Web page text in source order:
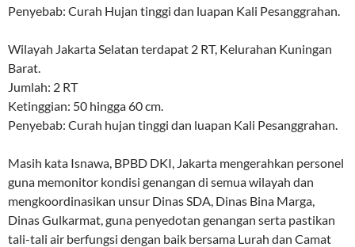
Penyebab: Curah Hujan tinggi dan luapan Kali Pesanggrahan.
Wilayah Jakarta Selatan terdapat 2 RT, Kelurahan Kuningan
Barat.
Jumlah: 2 RT
Ketinggian: 50 hingga 60 cm.
Penyebab: Curah hujan tinggi dan luapan Kali Pesanggrahan.
Masih kata Isnawa, BPBD DKI, Jakarta mengerahkan personel
guna memonitor kondisi genangan di semua wilayah dan
mengkoordinasikan unsur Dinas SDA, Dinas Bina Marga,
Dinas Gulkarmat, guna penyedotan genangan serta pastikan
tali-tali air berfungsi dengan baik bersama Lurah dan Camat